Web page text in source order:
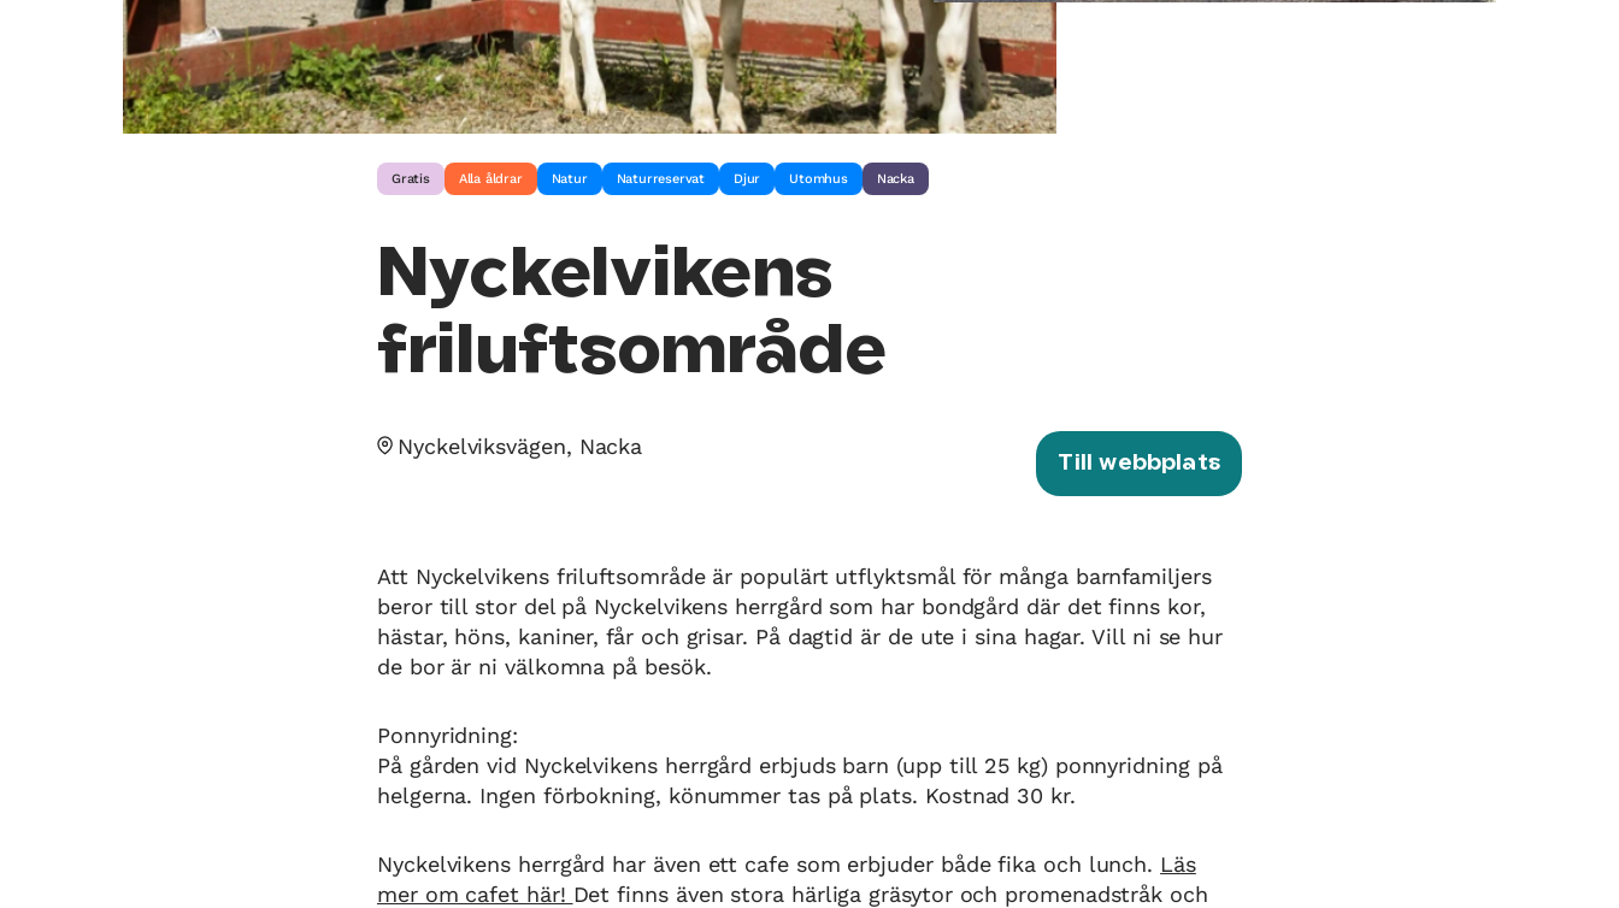
Gratis Alla åldrar Natur Naturreservat Djur Utomhus Nacka
Nyckelvikens
friluftsområde
Nyckelviksvägen, Nacka
Till webbplats
Att Nyckelvikens friluftsområde är populärt utflyktsmål för många barnfamiljers
beror till stor del på Nyckelvikens herrgård som har bondgård där det finns kor,
hästar, höns, kaniner, får och grisar. På dagtid är de ute i sina hagar. Vill ni se hur
de bor är ni välkomna på besök.
Ponnyridning:
På gården vid Nyckelvikens herrgård erbjuds barn (upp till 25 kg) ponnyridning på
helgerna. Ingen förbokning, könummer tas på plats. Kostnad 30 kr.
Nyckelvikens herrgård har även ett cafe som erbjuder både fika och lunch. Läs
mer om cafet här! Det finns även stora härliga gräsytor och promenadstråk och